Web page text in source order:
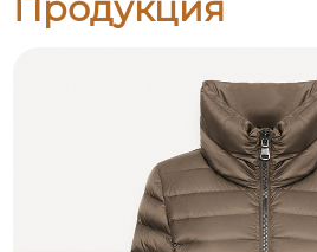
Продукция